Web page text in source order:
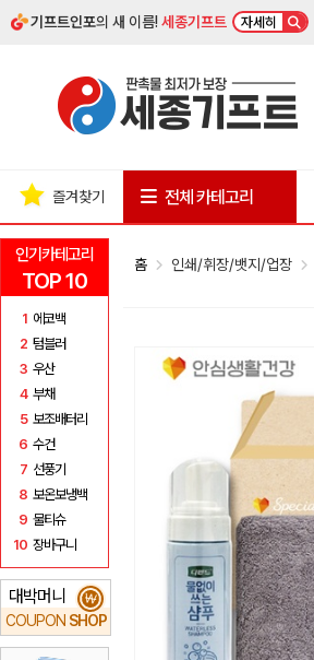
기프트인포의 새 이름!세종기프트 자세히
인기카테고리
TOP 10
1 에코백
2 텀블러
3 우산
4 부채
5 보조배터리
6 수건
7 선풍기
8 보온보냉백
9 물티슈
10 장바구니
대박머니
COUPON SHOP
₩
즐겨찾기 전체 카테고리
홈 인쇄/휘장/뱃지/업장